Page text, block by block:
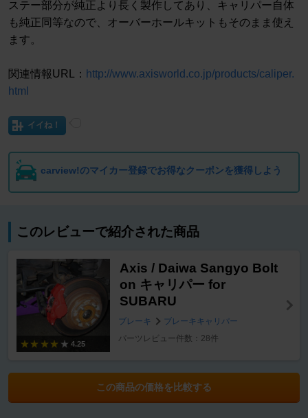
ステー部分が純正より長く製作してあり、キャリパー自体
も純正同等なので、オーバーホールキットもそのまま使え
ます。
関連情報URL： http://www.axisworld.co.jp/products/caliper.
html
イイね！
carview!のマイカー登録でお得なクーポンを獲得しよう
このレビューで紹介された商品
4.25
Axis / Daiwa Sangyo Bolt
on キャリパー for
SUBARU
ブレーキ
ブレーキキャリパー
パーツレビュー件数：28件
この商品の価格を比較する